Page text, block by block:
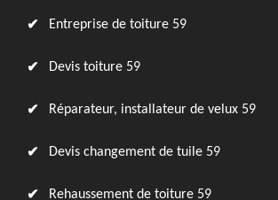
Entreprise de toiture 59
Devis toiture 59
Réparateur, installateur de velux 59
Devis changement de tuile 59
Rehaussement de toiture 59